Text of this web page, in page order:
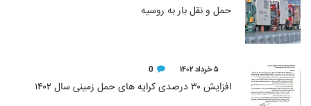
حمل و نقل بار به روسیه
۵ خرداد ۱۴۰۲ 0
افزایش ۳۰ درصدی کرایه های حمل زمینی سال ۱۴۰۲